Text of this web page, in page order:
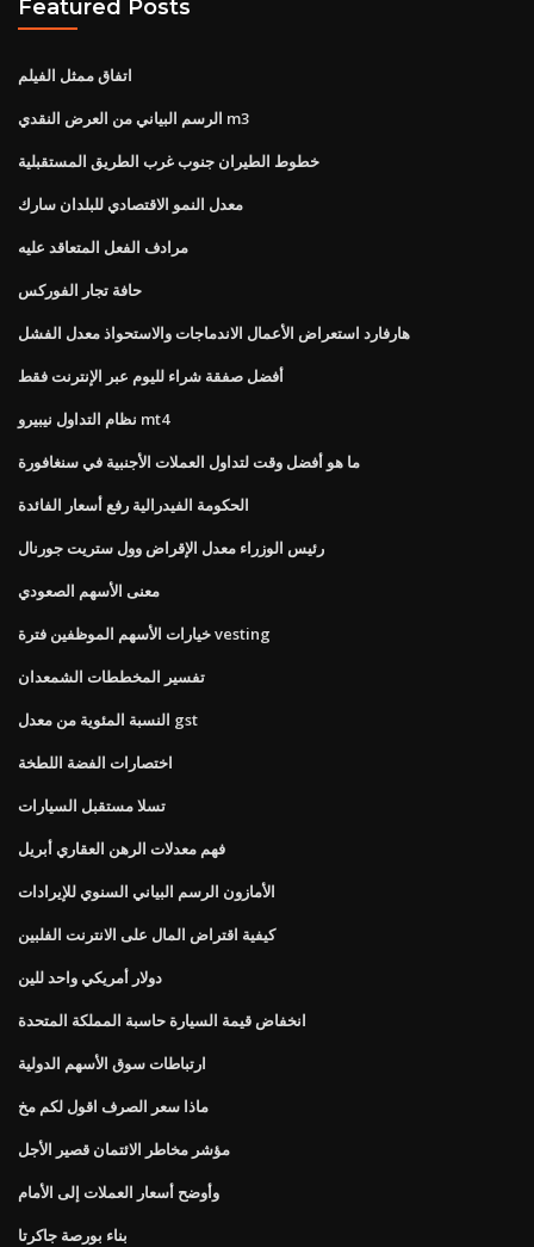
Featured Posts
اتفاق ممثل الفيلم
الرسم البياني من العرض النقدي m3
خطوط الطيران جنوب غرب الطريق المستقبلية
معدل النمو الاقتصادي للبلدان سارك
مرادف الفعل المتعاقد عليه
حافة تجار الفوركس
هارفارد استعراض الأعمال الاندماجات والاستحواذ معدل الفشل
أفضل صفقة شراء لليوم عبر الإنترنت فقط
نظام التداول نيبيرو mt4
ما هو أفضل وقت لتداول العملات الأجنبية في سنغافورة
الحكومة الفيدرالية رفع أسعار الفائدة
رئيس الوزراء معدل الإقراض وول ستريت جورنال
معنى الأسهم الصعودي
خيارات الأسهم الموظفين فترة vesting
تفسير المخططات الشمعدان
النسبة المئوية من معدل gst
اختصارات الفضة اللطخة
تسلا مستقبل السيارات
فهم معدلات الرهن العقاري أبريل
الأمازون الرسم البياني السنوي للإيرادات
كيفية اقتراض المال على الانترنت الفلبين
دولار أمريكي واحد للين
انخفاض قيمة السيارة حاسبة المملكة المتحدة
ارتباطات سوق الأسهم الدولية
ماذا سعر الصرف اقول لكم مخ
مؤشر مخاطر الائتمان قصير الأجل
وأوضح أسعار العملات إلى الأمام
بناء بورصة جاكرتا